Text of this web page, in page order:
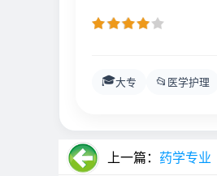
🎓大专 📂 医学护理
上一篇： 药学专业